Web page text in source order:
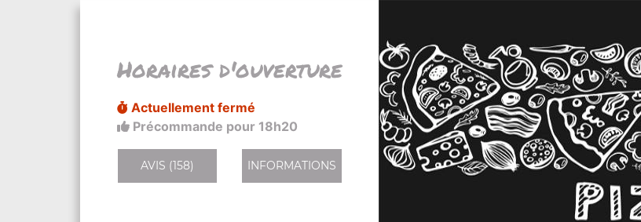
Horaires d'ouverture
Actuellement fermé
Précommande pour 18h20
AVIS (158) INFORMATIONS